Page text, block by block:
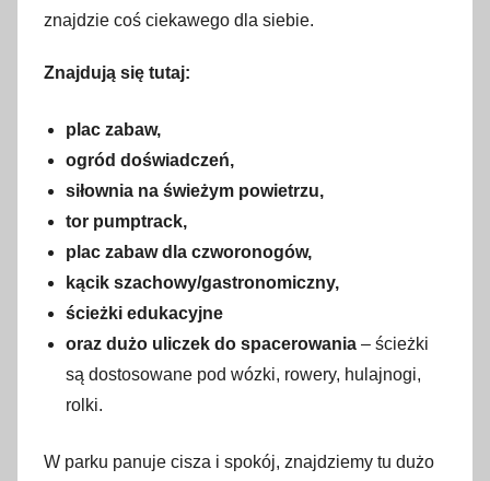
znajdzie coś ciekawego dla siebie.
Znajdują się tutaj:
plac zabaw,
ogród doświadczeń,
siłownia na świeżym powietrzu,
tor pumptrack,
plac zabaw dla czworonogów,
kącik szachowy/gastronomiczny,
ścieżki edukacyjne
oraz dużo uliczek do spacerowania – ścieżki
są dostosowane pod wózki, rowery, hulajnogi,
rolki.
W parku panuje cisza i spokój, znajdziemy tu dużo